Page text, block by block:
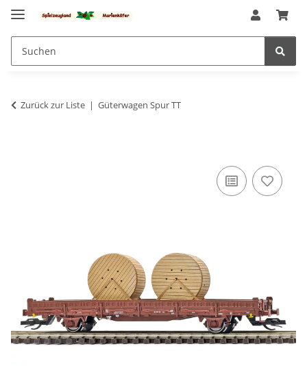
Zurück zur Liste Güterwagen Spur TT